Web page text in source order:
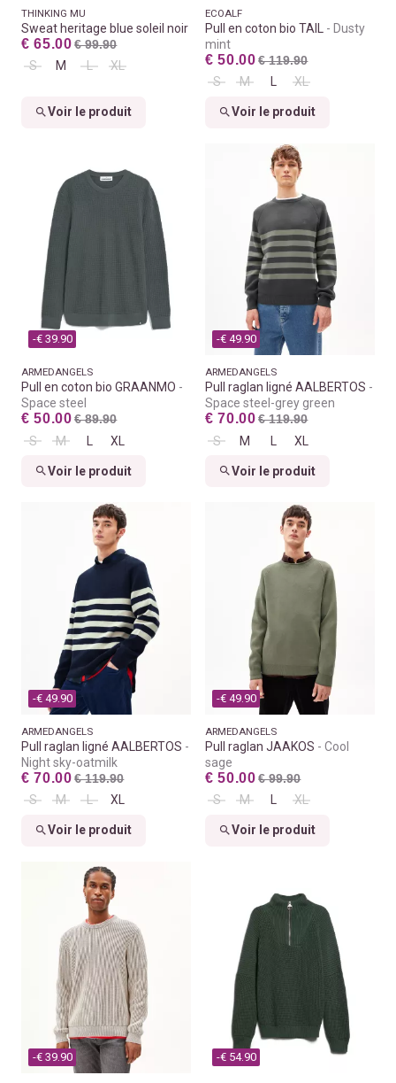
THINKING MU
Sweat heritage blue soleil noir
€ 65.00 € 99.90
S
M L XL
Voir le produit
ECOALF
Pull en coton bio TAIL
Dusty
mint
€ 50.00 € 119.90
S
M L XL
Voir le produit
-€ 39.90
ARMEDANGELS
Pull en coton bio GRAANMO
Space steel
€ 50.00 € 89.90
S
M XL
Voir le produit
-€ 49.90
ARMEDANGELS
Pull raglan ligné AALBERTOS
Space steel-grey green
€ 70.00 € 119.90
S
M XL
Voir le produit
-€ 49.90
ARMEDANGELS
Pull raglan ligné AALBERTOS
Night sky-oatmilk
€ 70.00 € 119.90
S
M L XL
Voir le produit
-€ 49.90
ARMEDANGELS
Pull raglan JAAKOS
Cool
sage
€ 50.00 € 99.90
S
M L XL
Voir le produit
-€ 39.90 -€ 54.90